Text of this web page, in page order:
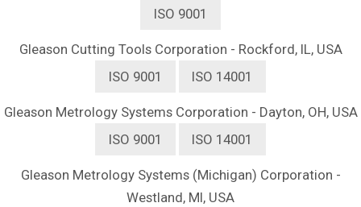
ISO 9001
Gleason Cutting Tools Corporation - Rockford, IL, USA
ISO 9001
ISO 14001
Gleason Metrology Systems Corporation - Dayton, OH, USA
ISO 9001
ISO 14001
Gleason Metrology Systems (Michigan) Corporation -
Westland, MI, USA